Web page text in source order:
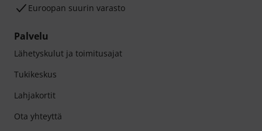
Euroopan suurin varasto
Palvelu
Lähetyskulut ja toimitusajat
Tukikeskus
Lahjakortit
Ota yhteyttä